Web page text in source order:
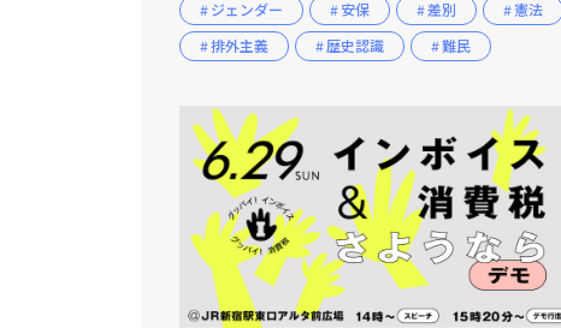
# ジェンダー # 安保 # 差別
# 憲法
# 排外主義
# 歴史認識 # 難民